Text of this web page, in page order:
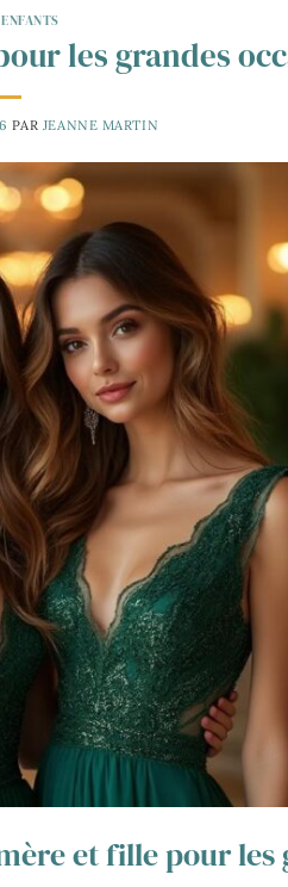
les grandes
PAR JEANNE MARTIN
et fille pour les